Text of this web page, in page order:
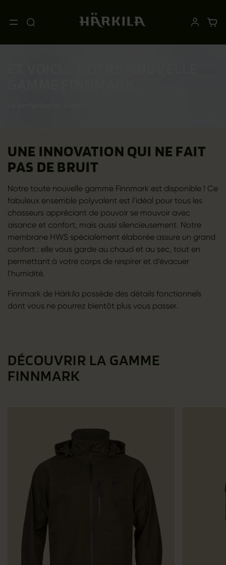
UNE INNOVATION QUI NE FAIT
PAS DE BRUIT
Notre toute nouvelle gamme Finnmark est disponible ! Ce
fabuleux ensemble polyvalent est l’idéal pour tous les
chasseurs appréciant de pouvoir se mouvoir avec
aisance et confort, mais aussi silencieusement. Notre
membrane HWS spécialement élaborée assure un grand
confort : elle vous garde au chaud et au sec, tout en
permettant à votre corps de respirer et d’évacuer
l’humidité.
Finnmark de Härkila possède des détails fonctionnels
dont vous ne pourrez bientôt plus vous passer.
DÉCOUVRIR LA GAMME
FINNMARK